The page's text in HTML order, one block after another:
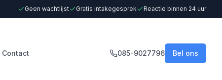
Geen wachtlijst Gratis intakegesprek Reactie binnen 24 uur
Contact 085-9027796 Bel ons